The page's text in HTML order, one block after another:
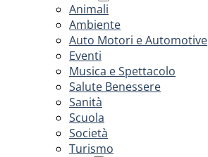
Animali
Ambiente
Auto Motori e Automotive
Eventi
Musica e Spettacolo
Salute Benessere
Sanità
Scuola
Società
Turismo